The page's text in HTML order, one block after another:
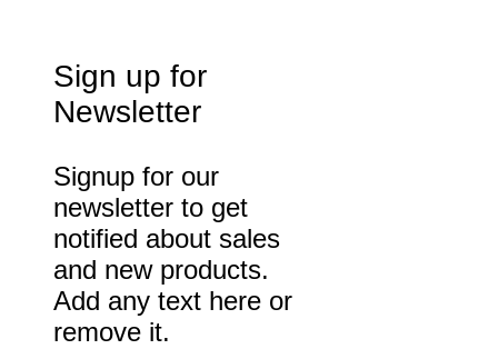
Sign up for
Newsletter
Signup for our
newsletter to get
notified about sales
and new products.
Add any text here or
remove it.